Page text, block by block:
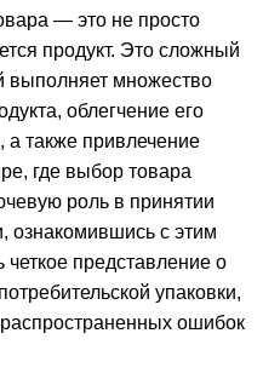
— это не просто
продукт. Это сложный
выполняет множество
облегчение его
а также привлечение
где выбор товара
роль в принятии
ознакомившись с этим
четкое представление о
упаковки,
распространенных ошибок